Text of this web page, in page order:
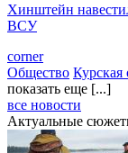
Хинштейн
ВСУ
corner
Общество Курская
показать еще [...]
все новости
Актуальные